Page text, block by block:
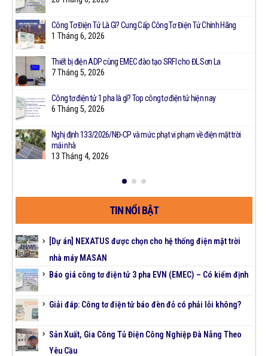
Công Tơ Điện Tử Là Gì? Cung Cấp Công Tơ Điện Tử Chính Hãng
1 Tháng 6, 2026
Thiết bị điện ADP cùng EMEC đào tạo SRFI cho ĐL Sơn La
7 Tháng 5, 2026
Công tơ điện tử 1 pha là gì? Top công tơ điện tử hiện nay
6 Tháng 5, 2026
Nghị định 133/2026/NĐ-CP và mức phạt vi phạm về điện mặt trời
mái nhà
13 Tháng 4, 2026
TIN NỔI BẬT
[Dự án] NEXATUS được chọn cho hệ thống điện mặt trời
nhà máy MASAN
Báo giá công tơ điện tử 3 pha EVN (EMEC) – Có kiểm định
Giải đáp: Công tơ điện tử báo đèn đỏ có phải lỗi không?
Sản Xuất, Gia Công Tủ Điện Công Nghiệp Đà Nẵng Theo
Yêu Cầu